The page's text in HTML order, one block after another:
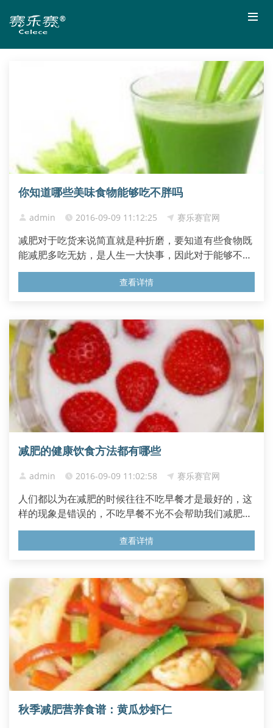
你知道哪些美味食物能够吃不胖吗
admin 2016-09-09 11:12:25 赛乐赛官网
减肥对于吃货来说简直就是种折磨，要知道有些食物既
能减肥多吃无妨，是人生一大快事，因此对于能够不让
我们，增胖的食物，我们都是非常的喜欢的，但是我们
知道在减肥的时候一些热量比较高的时候，我们一定要
水煮香菇若干、食盐...
查看详情
减肥的健康饮食方法都有哪些
admin 2016-09-09 11:02:58 赛乐赛官网
人们都以为在减肥的时候往往不吃早餐才是最好的，这
样的现象是错误的，不吃早餐不光不会帮助我们减肥，
还有可能会伤害到我们的身体健康，因此对于早餐的食
用我们一定要重视，我们也要...
查看详情
秋季减肥营养食谱：黄瓜炒虾仁